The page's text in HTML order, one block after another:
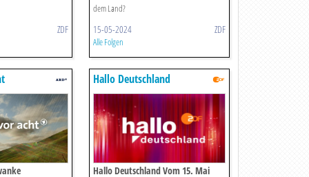
ZDF
dem Land?
15-05-2024 ZDF
Alle Folgen
Hallo Deutschland
Hallo Deutschland Vom 15. Mai